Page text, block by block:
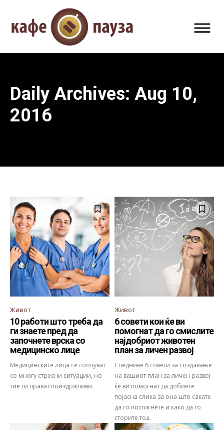
Daily Archives: Aug 10,
2016
Живот
10 работи што треба да
ги знаете пред да
започнете врска со
медицинско лице
Медицинските лица се соочуват
со многу стресни ситуации, но
тие ги прават поиздржливи.
Живот
6 совети кои ќе ви
помогнат да го смислите
најдобриот животен
план за личен развој
Следниве 6 совети за создавање
на вашиот план за личен развој
ќе ви помогнат да добиете
појасна слика за она што сакате
да го постигнете и како да го
сторите тоа.